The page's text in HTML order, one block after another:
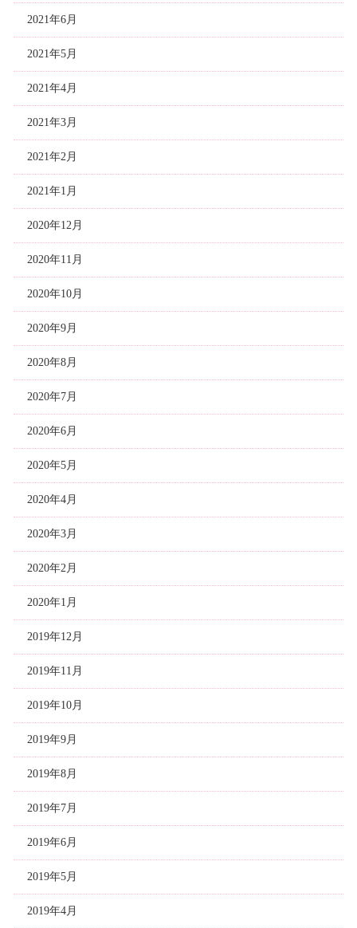
2021年6月
2021年5月
2021年4月
2021年3月
2021年2月
2021年1月
2020年12月
2020年11月
2020年10月
2020年9月
2020年8月
2020年7月
2020年6月
2020年5月
2020年4月
2020年3月
2020年2月
2020年1月
2019年12月
2019年11月
2019年10月
2019年9月
2019年8月
2019年7月
2019年6月
2019年5月
2019年4月